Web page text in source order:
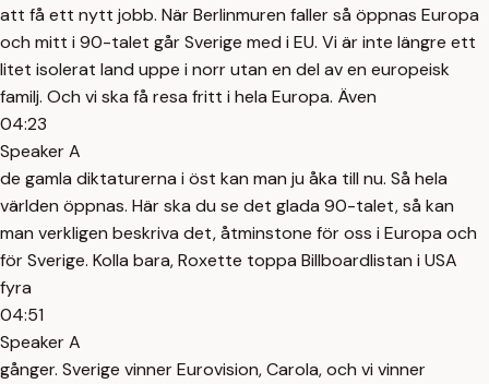
att få ett nytt jobb. När Berlinmuren faller så öppnas Europa
och mitt i 90-talet går Sverige med i EU. Vi är inte längre ett
litet isolerat land uppe i norr utan en del av en europeisk
familj. Och vi ska få resa fritt i hela Europa. Även
04:23
Speaker A
de gamla diktaturerna i öst kan man ju åka till nu. Så hela
världen öppnas. Här ska du se det glada 90-talet, så kan
man verkligen beskriva det, åtminstone för oss i Europa och
för Sverige. Kolla bara, Roxette toppa Billboardlistan i USA
fyra
04:51
Speaker A
gånger. Sverige vinner Eurovision, Carola, och vi vinner